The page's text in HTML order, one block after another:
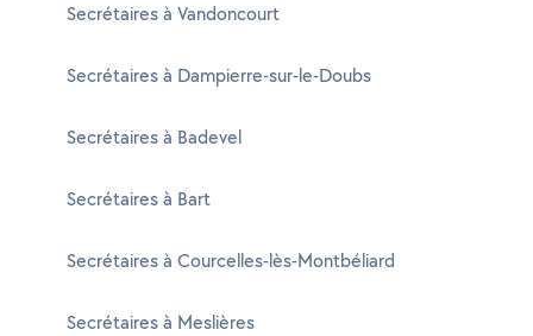
Secrétaires à Vandoncourt
Secrétaires à Dampierre-sur-le-Doubs
Secrétaires à Badevel
Secrétaires à Bart
Secrétaires à Courcelles-lès-Montbéliard
Secrétaires à Meslières